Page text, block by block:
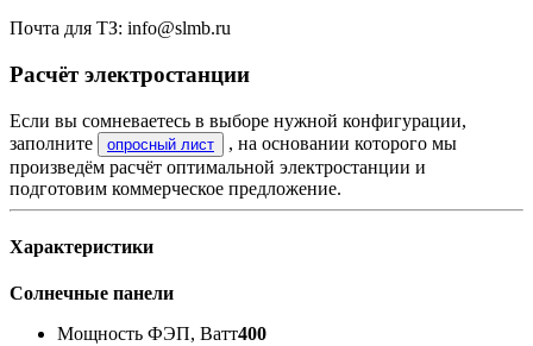
Почта для ТЗ: info@slmb.ru
Расчёт электростанции
Если вы сомневаетесь в выборе нужной конфигурации,
заполните
опросный лист
, на основании которого мы
произведём расчёт оптимальной электростанции и
подготовим коммерческое предложение.
Характеристики
Солнечные панели
Мощность ФЭП, Ватт400